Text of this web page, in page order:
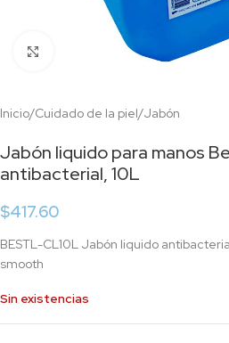
Click to enlarge
Inicio/Cuidado de la piel/Jabón
Jabón liquido para manos
antibacterial, 10L
$417.60
BESTL-CL10L Jabón liquido
smooth
Sin existencias